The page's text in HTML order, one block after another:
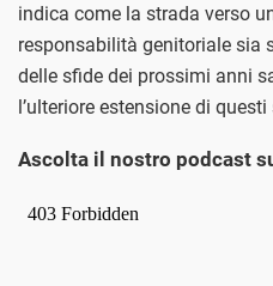
indica come la strada verso
responsabilità genitoriale sia
delle sfide dei prossimi anni
l’ulteriore estensione di
Ascolta il nostro podcast